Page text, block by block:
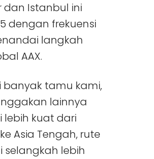
Istanbul ini
dengan frekuensi
langkah
AAX.
banyak tamu kami,
lainnya
kuat dari
Asia Tengah, rute
lebih